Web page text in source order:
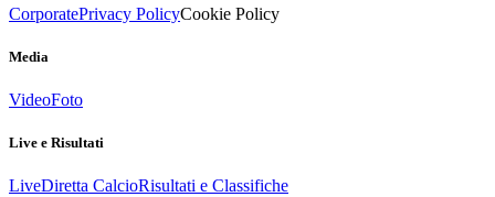
CorporatePrivacy PolicyCookie Policy
Media
VideoFoto
Live e Risultati
LiveDiretta CalcioRisultati e Classifiche